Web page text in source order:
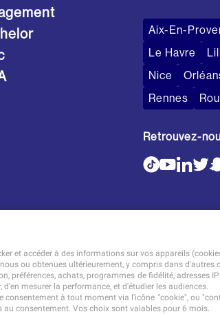
Aix-En-
Le Havre
Nice
Rennes
Retrouvez-
et accéder à des informations sur vos appareils
ou obtenues ultérieurement, y compris dans d'autres
préférences, achats, programmes de fidélité,
mesurer la performance, et d'étudier les audiences.
consentement à tout moment via l'icône "cookie", ou
consentement. Vos choix sont valables pour 6 mois.